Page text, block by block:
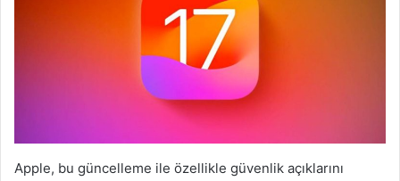
Apple, bu güncelleme ile özellikle güvenlik açıklarını